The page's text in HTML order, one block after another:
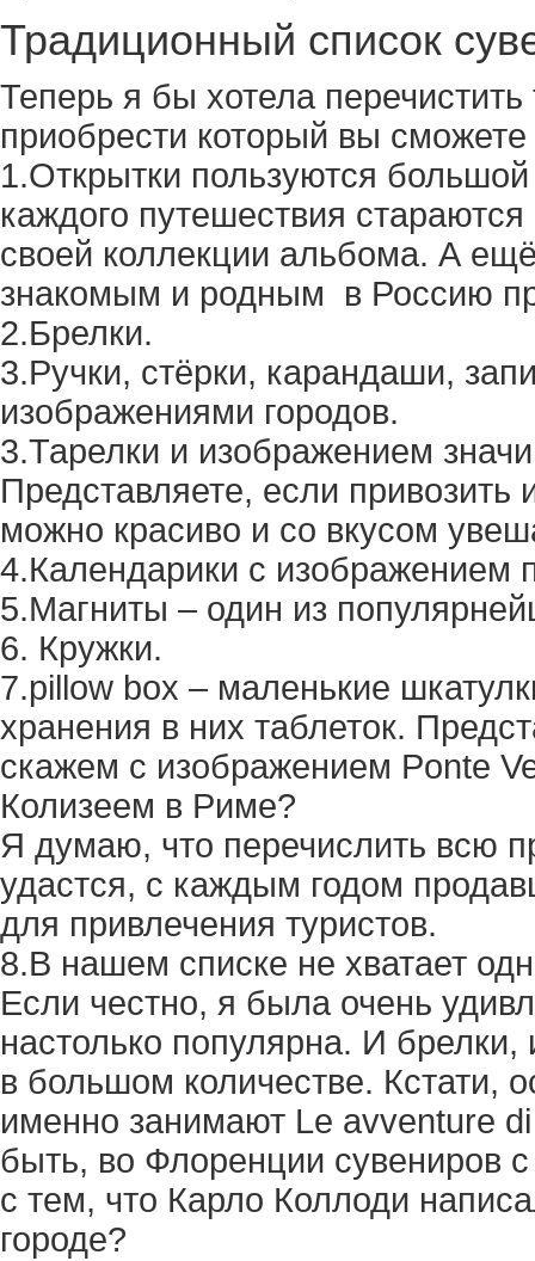
Традиционный список
Теперь я бы хотела
приобрести который вы
1.Открытки пользуются
каждого путешествия
своей коллекции альбома. А
знакомым и родным в Россию
2.Брелки.
3.Ручки, стёрки, карандаши,
изображениями городов.
3.Тарелки и изображением
Представляете, если привозить
можно красиво и со вкусом
4.Календарики с изображением
5.Магниты – один из
6. Кружки.
7.pillow box – маленькие
хранения в них таблеток.
скажем с изображением Ponte
Колизеем в Риме?
Я думаю, что перечислить всю
удастся, с каждым годом
для привлечения туристов.
8.В нашем списке не хватает
Если честно, я была очень
настолько популярна. И
в большом количестве. Кстати,
именно занимают Le avventure
быть, во Флоренции сувениров
с тем, что Карло Коллоди
городе?